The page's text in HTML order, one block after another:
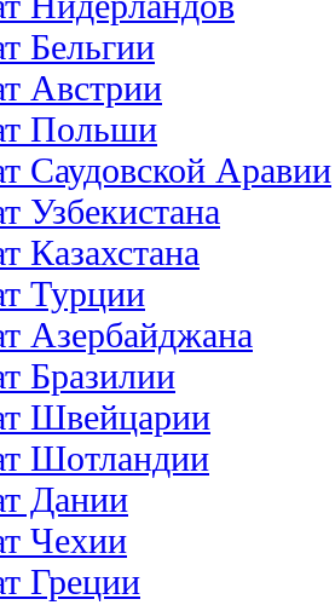
Бельгии
Австрии
Польши
Саудовской Аравии
Узбекистана
Казахстана
Турции
Азербайджана
Бразилии
Швейцарии
Шотландии
Дании
Чехии
Греции